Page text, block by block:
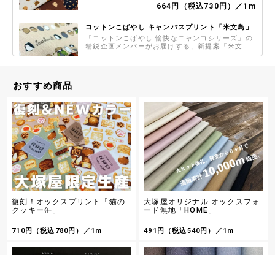
コットンこばやしコットンキャンバスプリント
「ねこベーカリー」
『小林繊維』 焼き立てパンをめしあがれ！かわい
い猫さんたちがパン屋さんになったコットンキャ
982円（税込1,080円）／1m
地です
837円（税込920円）／1m
NEON羽ばたく鳥のオックスプリント
2色のネオンカラーと鳥の群れがスタイリッシュに
デザインされたオックスプリント布地です
755円（税込830円）／1m
NEONスプラッシュのオックスプリント
2色のネオンカラーが入ったペンキをスパッタリン
グした、スタイリッシュなオックスプリント生地
755円（税込830円）／1m
岡山県で洗いをかけた強撚リネンレーヨンボイル
664円（税込730円）／1m
コットンこばやし キャンバスプリント「米文鳥」
「コットンこばやし 愉快なニャンコシリーズ」の
精鋭企画メンバーがお届けする、新提案「米文鳥
（こめぶんちょう）」です 米文鳥単品でご利用い
キルト作家武石正子さんプロデュース！1930 年代
のアメリカンフィードサックをラブリーにアレン
ジした楽しく可愛いパネルプリント生地です
1,800円（税込1,980円）／1パネル
コットンこばやし カッパ猫のコットンキャンバス
プリント
『小林繊維』 雨合羽を着た猫さんたちのなかに潜
む怪しげなキャラクターたちが楽しいコットンキ
ャンバスプリント布地です982円（税込1,080円）／1m
『mingswim(ミンスイ)』ジュエリーボックス
★大塚屋オリジナルカラーで「BLACK」が新登場
しい、色鮮やかな宝石模様のデジタルシーチング
おすすめ商品
復刻！オックスプリント「猫の
クッキー缶」
710円（税込780円）／1m
大塚屋オリジナル オックスフォ
ード無地「HOME」
491円（税込540円）／1m